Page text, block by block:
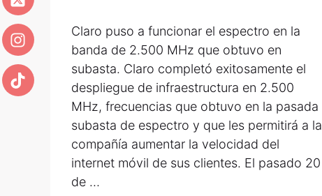
Claro puso a funcionar el espectro en la
banda de 2.500 MHz que obtuvo en
subasta. Claro completó exitosamente el
despliegue de infraestructura en 2.500
MHz, frecuencias que obtuvo en la pasada
subasta de espectro y que les permitirá a la
compañía aumentar la velocidad del
internet móvil de sus clientes. El pasado 20
de …